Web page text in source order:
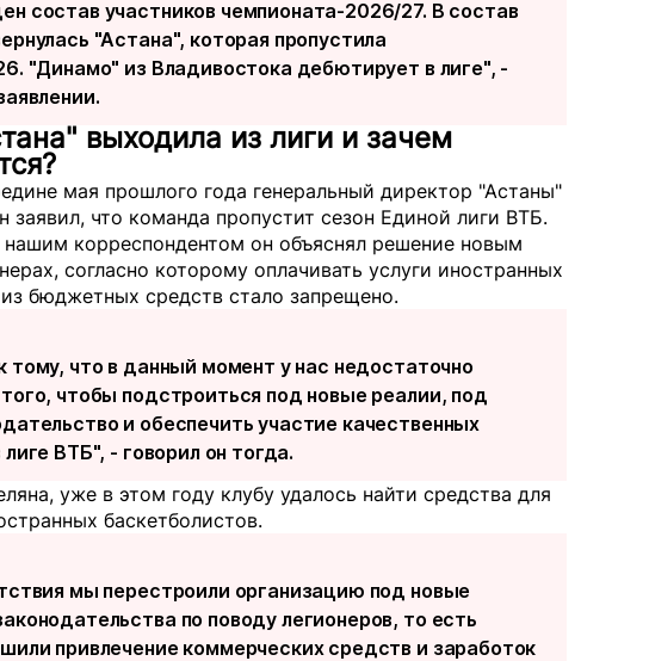
состав участников чемпионата-2026/27. В состав
"Астана", которая пропустила
"Динамо" из Владивостока дебютирует в лиге", -
выходила из лиги и зачем
мая прошлого года генеральный директор "Астаны"
заявил, что команда пропустит сезон Единой лиги ВТБ.
нашим корреспондентом он объяснял решение новым
согласно которому оплачивать услуги иностранных
бюджетных средств стало запрещено.
что в данный момент у нас недостаточно
чтобы подстроиться под новые реалии, под
и обеспечить участие качественных
лиге ВТБ", - говорил он тогда.
уже в этом году клубу удалось найти средства для
баскетболистов.
мы перестроили организацию под новые
по поводу легионеров, то есть
привлечение коммерческих средств и заработок